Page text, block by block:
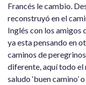
Francés le cambio.
reconstruyó en el
Inglés con los amigos
ya esta pensando en
caminos de
diferente, aquí todo el
saludo ‘buen camino’ o